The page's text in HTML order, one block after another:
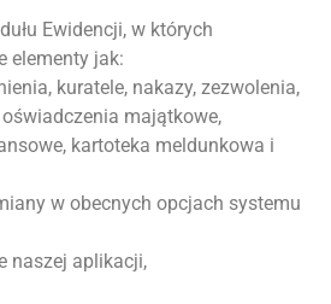
Ewidencji, w których
elementy jak:
kuratele, nakazy, zezwolenia,
majątkowe,
kartoteka meldunkowa i
w obecnych opcjach systemu
naszej aplikacji,